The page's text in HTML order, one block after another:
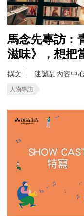
馬念先專訪：
滋味》，想把
撰文 迷誠品內容中
人物專訪